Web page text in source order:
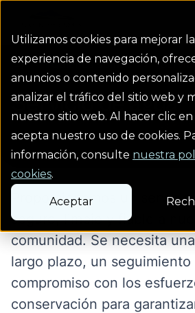
Utilizamos cookies para mejorar la
experiencia de navegación,
anuncios o contenido
analizar el tráfico del sitio web y
nuestro sitio web. Al hacer clic en
acepta nuestro uso de cookies.
información, consulte nuestra
cookies.
Aceptar
homepage link
Quiénes somos
Servicio de agua
Proporcionamos un servicio
seguro, limpio y fiable a
comunidad. Se necesita
largo plazo, un
compromiso con los
conservación para